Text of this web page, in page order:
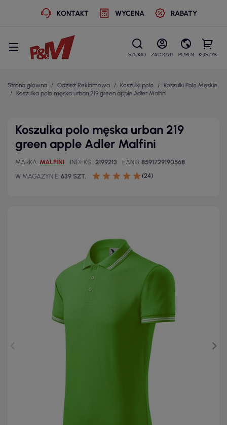
KONTAKT WYCENA RABATY
SZUKAJ ZALOGUJ PL/PLN KOSZYK
Strona główna Odzież Reklamowa Koszulki polo
Koszulki Polo Męskie
Koszulka polo męska urban 219 green apple Adler Malfini
Koszulka polo męska urban 219
green apple Adler Malfini
MARKA MALFINI INDEKS 2199213 EAN13 8591729190568
W MAGAZYNIE 639 SZT. (24)